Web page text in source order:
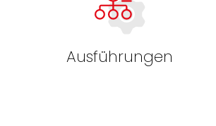
Ausführungen